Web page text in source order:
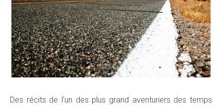
Des récits de l’un des plus grand aventuriers des temps